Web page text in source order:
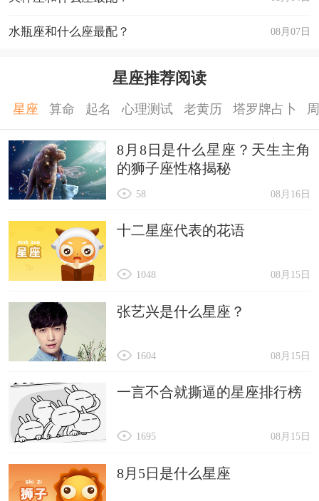
08月07日
水瓶座和什么座最配？
星座推荐阅读
星座 算命 起名 心理测试 老黄历 塔罗牌占卜
8月8日是什么星座？天生主角
的狮子座性格揭秘
08月16日
58
十二星座代表的花语
08月15日
1048
张艺兴是什么星座？
08月15日
1604
一言不合就撕逼的星座排行榜
08月15日
1695
8月5日是什么星座